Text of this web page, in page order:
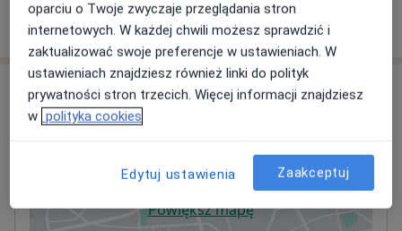
W jaki sposób ustalane są ceny?
Adres
Powiększ mapęotwiera się w nowej karcie
oparciu o Twoje zwyczaje przeglądania stron
internetowych. W każdej chwili możesz sprawdzić i
zaktualizować swoje preferencje w ustawieniach. W
ustawieniach znajdziesz również linki do polityk
prywatności stron trzecich. Więcej informacji znajdziesz
w polityka cookies
Edytuj ustawienia Zaakceptuj